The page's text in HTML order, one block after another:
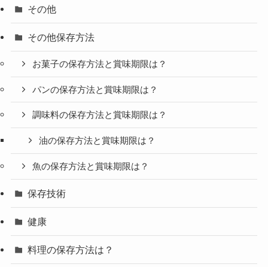
その他
その他保存方法
お菓子の保存方法と賞味期限は？
パンの保存方法と賞味期限は？
調味料の保存方法と賞味期限は？
油の保存方法と賞味期限は？
魚の保存方法と賞味期限は？
保存技術
健康
料理の保存方法は？